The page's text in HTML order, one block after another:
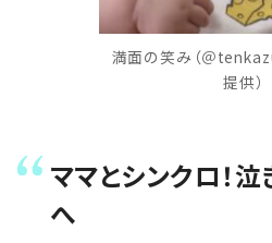
満面の笑み（＠
提供）
ママとシンクロ！
へ